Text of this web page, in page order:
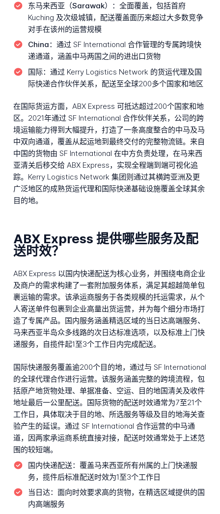
东马来西亚（Sarawak）： 全面覆盖，包括首府
Kuching 及次级城镇，配送覆盖面历来超过大多数竞争
对手在该州的运营规模
China： 通过 SF International 合作管理的专属跨境快
递通道，涵盖中马两国之间的进出口货物
国际： 通过 Kerry Logistics Network 的货运代理及国
际快递合作伙伴关系，配送至全球200多个国家和地区
在国际货运方面，ABX Express 可抵达超过200个国家和地
区。2021年通过 SF International 合作伙伴关系，公司的跨
境运输能力得到大幅提升，打造了一条高度整合的中马及马
中双向通道，覆盖从起运地到最终交付的完整物流链。来自
中国的货物由 SF International 在中方负责处理，在马来西
亚清关后移交给 ABX Express，实现全程端到端可视化追
踪。Kerry Logistics Network 集团则通过其横跨亚洲及更
广泛地区的成熟货运代理和国际快递基础设施覆盖全球其余
目的地。
ABX Express 提供哪些服务及配
送时效？
ABX Express 以国内快递配送为核心业务，并围绕电商企业
及商户的需求构建了一套附加服务体系，满足其超越简单包
裹运输的需求。该承运商服务于各类规模的托运需求，从个
人寄送单件包裹到企业高量出货运营，并为每个细分市场打
造了专属产品。国内服务涵盖精选区域的当日达高端服务、
马来西亚半岛众多线路的次日达标准选项，以及标准上门快
递服务，自揽件起1至3个工作日内完成配送。
国际快递服务覆盖逾200个目的地，通过与 SF International
的全球代理合作进行运营。该服务涵盖完整的跨境流程，包
括原产地货物处理、单据准备、空运、目的地国清关及收件
地址最后一公里配送。国际货物的配送时效通常为7至21个
工作日，具体取决于目的地、所选服务等级及目的地海关查
验产生的延误。通过 SF International 合作运营的中马通
道，因两家承运商系统直接对接，配送时效通常处于上述范
围的较短端。
国内快递配送： 覆盖马来西亚所有州属的上门快递服
务，揽件后标准配送时效为1至3个工作日
当日达： 面向时效要求高的货物，在精选区域提供的国
内高端服务